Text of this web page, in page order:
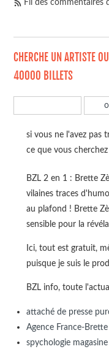
Fil des commentaires
CHERCHE UN ARTISTE
40000 BILLETS
si vous ne l'avez pas
ce que vous
BZL 2 en 1 : Brette
vilaines traces
au plafond ! Brette
sensible pour la
Ici, tout est gratuit,
puisque je suis le
BZL info, toute
attaché de presse
Agence France-Brette
spychologie magasine